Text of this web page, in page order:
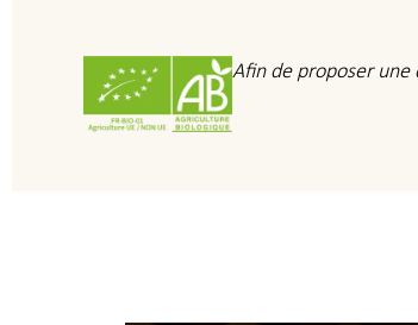
Afin de proposer une